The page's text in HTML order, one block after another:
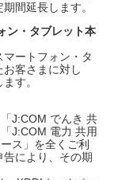
間延長します。
ン・タブレット本
ートフォン・タ
客さまに対し
す。
J:COM でんき 共
J:COM 電力 共用
ス」を全くご利
により、その期